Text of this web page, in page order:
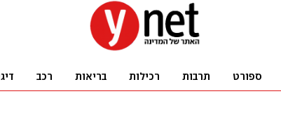
ספורט תרבות רכילות בריאות רכב